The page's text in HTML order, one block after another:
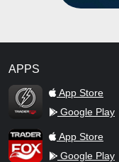
APPS
TraderFox Flash
App Store
Google Play
TraderFox AppApp Store
Google Play